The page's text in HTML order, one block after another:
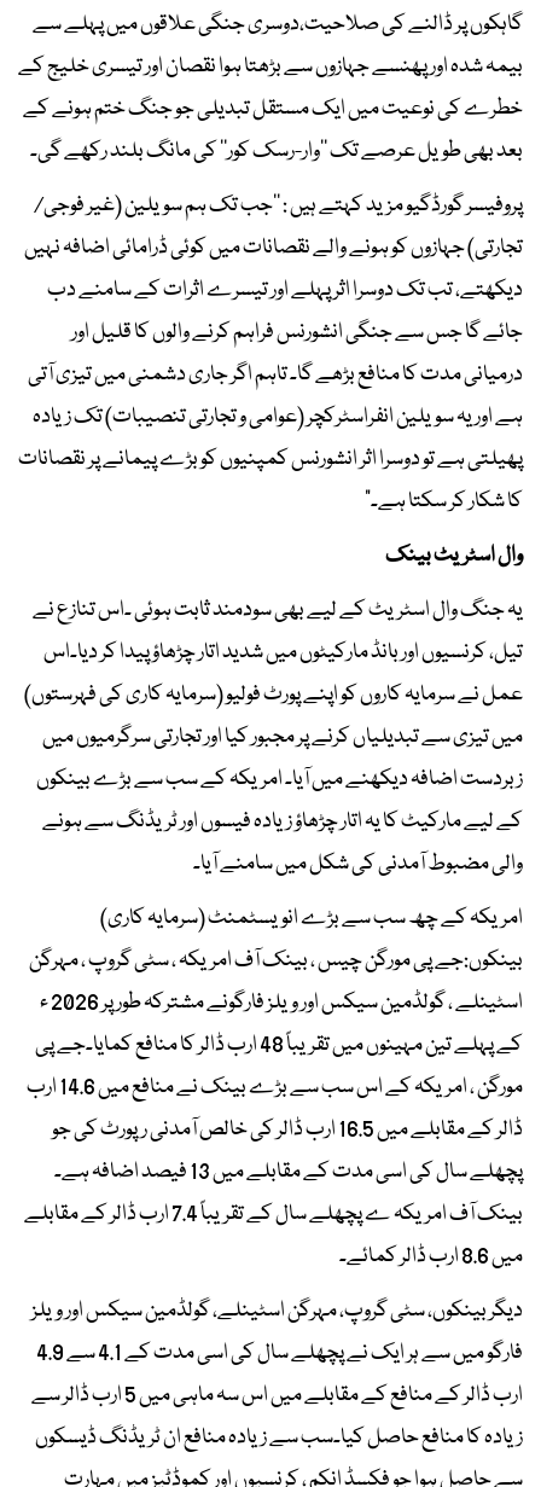
گاہکوں پر ڈالنے کی صلاحیت،دوسری جنگی علاقوں میں پہلے سے
بیمہ شدہ اور پھنسے جہازوں سے بڑھتا ہوا نقصان اور تیسری خلیج کے
خطرے کی نوعیت میں ایک مستقل تبدیلی جو جنگ ختم ہونے کے
بعد بھی طویل عرصے تک ’’وار-رسک کور‘‘ کی مانگ بلند رکھے گی۔
پروفیسر گورڈگیو مزید کہتے ہیں : ’’جب تک ہم سویلین (غیر فوجی/
تجارتی) جہازوں کو ہونے والے نقصانات میں کوئی ڈرامائی اضافہ نہیں
دیکھتے، تب تک دوسرا اثر پہلے اور تیسرے اثرات کے سامنے دب
جائے گا جس سے جنگی انشورنس فراہم کرنے والوں کا قلیل اور
درمیانی مدت کا منافع بڑھے گا۔ تاہم اگر جاری دشمنی میں تیزی آتی
ہے اور یہ سویلین انفراسٹرکچر (عوامی و تجارتی تنصیبات) تک زیادہ
پھیلتی ہے تو دوسرا اثر انشورنس کمپنیوں کو بڑے پیمانے پر نقصانات
کا شکار کر سکتا ہے۔"
وال اسٹریٹ بینک
یہ جنگ وال اسٹریٹ کے لیے بھی سودمند ثابت ہوئی ۔اس تنازع نے
تیل، کرنسیوں اور بانڈ مارکیٹوں میں شدید اتار چڑھاؤ پیدا کر دیا۔اس
عمل نے سرمایہ کاروں کو اپنے پورٹ فولیو (سرمایہ کاری کی فہرستوں)
میں تیزی سے تبدیلیاں کرنے پر مجبور کیا اور تجارتی سرگرمیوں میں
زبردست اضافہ دیکھنے میں آیا۔ امریکہ کے سب سے بڑے بینکوں
کے لیے مارکیٹ کا یہ اتار چڑھاؤ زیادہ فیسوں اور ٹریڈنگ سے ہونے
والی مضبوط آمدنی کی شکل میں سامنے آیا۔
امریکہ کے چھ سب سے بڑے انویسٹمنٹ (سرمایہ کاری)
بینکوں:جے پی مورگن چیس ، بینک آف امریکہ ، سٹی گروپ ، مہرگن
اسٹینلے ، گولڈمین سیکس اور ویلز فارگونے مشترکہ طور پر 2026 ء
کے پہلے تین مہینوں میں تقریباً 48 ارب ڈالر کا منافع کمایا۔جے پی
مورگن ، امریکہ کے اس سب سے بڑے بینک نے منافع میں 14.6 ارب
ڈالر کے مقابلے میں 16.5 ارب ڈالر کی خالص آمدنی رپورٹ کی جو
پچھلے سال کی اسی مدت کے مقابلے میں 13 فیصد اضافہ ہے۔
بینک آف امریکہ ے پچھلے سال کے تقریباً 7.4 ارب ڈالر کے مقابلے
میں 8.6 ارب ڈالر کمائے۔
دیگر بینکوں، سٹی گروپ، مہرگن اسٹینلے، گولڈمین سیکس اور ویلز
فارگو میں سے ہر ایک نے پچھلے سال کی اسی مدت کے 4.1 سے 4.9
ارب ڈالر کے منافع کے مقابلے میں اس سہ ماہی میں 5 ارب ڈالر سے
زیادہ کا منافع حاصل کیا۔سب سے زیادہ منافع ان ٹریڈنگ ڈیسکوں
سے حاصل ہوا جو فکسڈ انکم ، کرنسیوں اور کموڈٹیز میں مہارت